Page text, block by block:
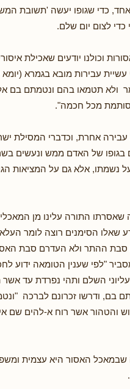
כדי שגופו יעשה 'תשובת
לצום יום שלם.
וכולנו יודעים שאכילת
עבירות מובא בגמרא
ולא תטמאו בהם ונטמתם בם
מכל חכמה".
אחרת, וכדברי המסילת
בגופו של האדם ממש ונעשים
נשמתו, אלא גם על המציאות
התורה עלינו מן
שאלו הסימנים רוצה לומר
סבת ההתר ולא העדרם סבת
"לפי שענין הטומאה ידוע
השלם ותהי נפרדת עד
בם, ודרשו זכרונם לברכה
אשר רוח א-להים שם אין
האסור היא עצמית